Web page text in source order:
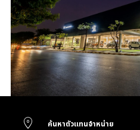
ค้นหาตัวแทนจำหน่าย